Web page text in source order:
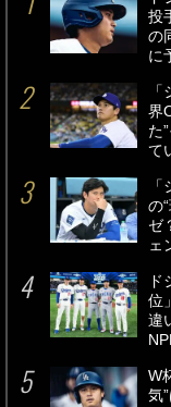
投
の
に
界
た
て
の
ゼ
ェ
位
違
W
気